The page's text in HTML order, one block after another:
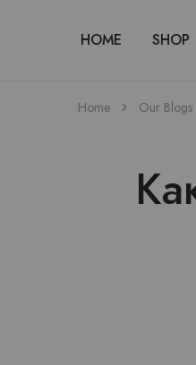
HOME SHOP
Home Our Blogs